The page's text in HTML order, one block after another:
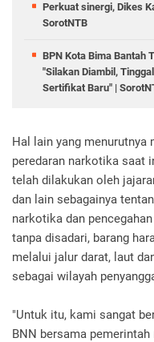
Perkuat sinergi, Dikes
SorotNTB
BPN Kota Bima Bantah
"Silakan Diambil,
Sertifikat Baru" |
Hal lain yang menurutnya
peredaran narkotika saat
telah dilakukan oleh
dan lain sebagainya
narkotika dan
tanpa disadari, barang
melalui jalur darat, laut
sebagai wilayah
"Untuk itu, kami sangat
BNN bersama